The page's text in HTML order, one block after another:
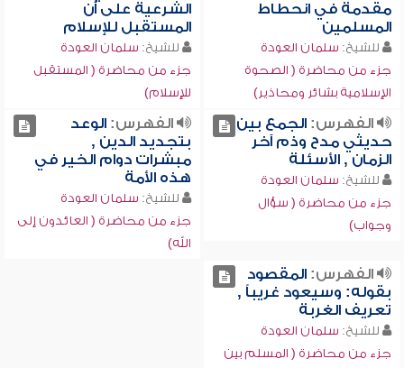
مقدمة في انحطاط
المسلمين
للشيخ: سلمان العودة
جزء من محاضرة ( الصحوة
الإسلامية بشائر ومحاذير)
الشرعية على أن
المستقبل للإسلام
للشيخ: سلمان العودة
جزء من محاضرة ( المستقبل
للإسلام)
الفهرس:الجمع بين
حديثي مدح وذم آخر
الزمان , الأسئلة
للشيخ: سلمان العودة
جزء من محاضرة ( سؤال
وجواب)
الفهرس:الوعد
بتجديد الدين ,
مبشرات دوام الخير في
هذه الأمة
للشيخ: سلمان العودة
جزء من محاضرة ( العائدون إلى
الله)
الفهرس:المقصود
بقوله: وسيعود غريباً ,
تعريف الغربة
للشيخ: سلمان العودة
جزء من محاضرة ( المسلم بين